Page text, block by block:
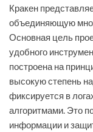
Кракен
объединяющую
Основная цель
удобного
построена на
высокую степень
фиксируется в
алгоритмами. Это
информации и